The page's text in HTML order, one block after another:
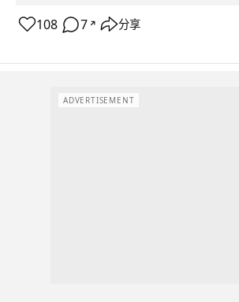
108 7 ↗ 分享
ADVERTISEMENT